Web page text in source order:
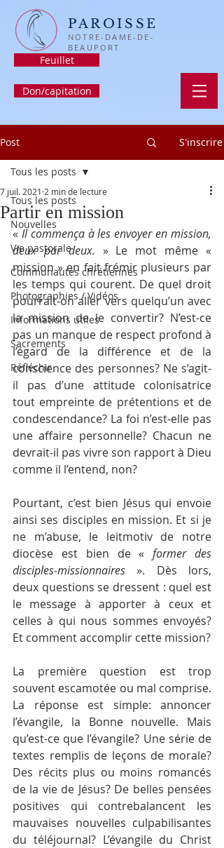
PAROISSE
NOTRE-DAME-DE-
BEAUPORT
Feuillet
Don/capitation
Post S'inscrire
Tous les posts
Nouvelles
Vie pastorale
Communautés chrétiennes
Photographies / Vidéos
Informations utiles
Sacrements
Réfléchir
Tous les posts
Partir en mission
7 juil. 2021 2 min de lecture
« Il commença à les envoyer en mission,
deux par deux. » Le mot même «
mission » en fait frémir plusieurs par
les temps qui courent. De quel droit
pourrait-on aller vers quelqu’un avec
la mission de le convertir? N’est-ce
pas un manque de respect profond à
l’égard de la différence et de la
conscience des personnes? Ne s’agit-
il pas d’une attitude colonisatrice
tout empreinte de prétentions et de
condescendance? La foi n’est-elle pas
une affaire personnelle? Chacun ne
devrait-il pas vivre son rapport à Dieu
comme il l’entend, non?
Pourtant, c’est bien Jésus qui envoie
ainsi ses disciples en mission. Et si je
ne m’abuse, le leitmotiv de notre
diocèse est bien de « former des
disciples-missionnaires ». Dès lors,
deux questions se dressent : quel est
le message à apporter à ceux et
celles à qui nous sommes envoyés?
Et comment accomplir cette mission?
La première question est trop
souvent escamotée ou mal comprise.
La réponse est simple: annoncer
l’évangile, la Bonne nouvelle. Mais
qu’est-ce que l’évangile? Une série de
textes remplis de leçons de morale?
Des récits plus ou moins romancés
de la vie de Jésus? De belles pensées
positives qui contrebalancent les
mauvaises nouvelles culpabilisantes
du téléjournal? L’évangile du Christ